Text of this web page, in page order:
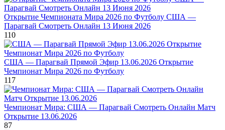
Открытие Чемпионата Мира 2026 по Футболу США —
Парагвай Смотреть Онлайн 13 Июня 2026
110
США — Парагвай Прямой Эфир 13.06.2026 Открытие
Чемпионат Мира 2026 по Футболу
117
Чемпионат Мира: США — Парагвай Смотреть Онлайн Матч
Открытие 13.06.2026
87